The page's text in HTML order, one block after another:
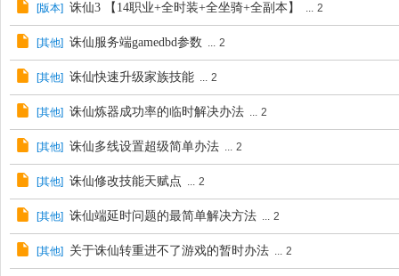
[版本] 诛仙3 【14职业+全时装+全坐骑+全副本】 ... 2
[其他] 诛仙服务端gamedbd参数 ... 2
[其他] 诛仙快速升级家族技能 ... 2
[其他] 诛仙炼器成功率的临时解决办法 ... 2
[其他] 诛仙多线设置超级简单办法 ... 2
[其他] 诛仙修改技能天赋点 ... 2
[其他] 诛仙端延时问题的最简单解决方法 ... 2
[其他] 关于诛仙转重进不了游戏的暂时办法 ... 2